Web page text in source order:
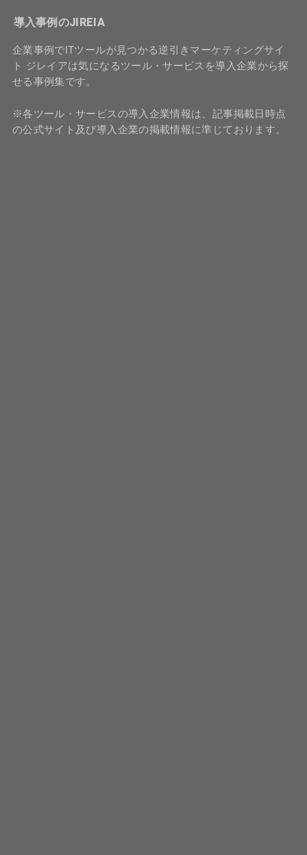
導入事例のJIREIA
企業事例でITツールが見つかる逆引きマーケティングサイ
ト ジレイアは気になるツール・サービスを導入企業から探
せる事例集です。
※各ツール・サービスの導入企業情報は、記事掲載日時点
の公式サイト及び導入企業の掲載情報に準じております。